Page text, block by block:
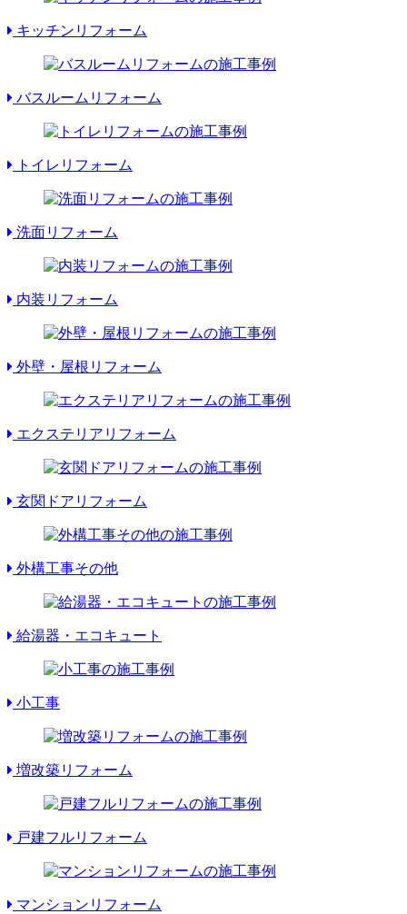
キッチンリフォーム
バスルームリフォーム
トイレリフォーム
洗面リフォーム
内装リフォーム
外壁・屋根リフォーム
エクステリアリフォーム
玄関ドアリフォーム
外構工事その他
給湯器・エコキュート
小工事
増改築リフォーム
戸建フルリフォーム
マンションリフォーム